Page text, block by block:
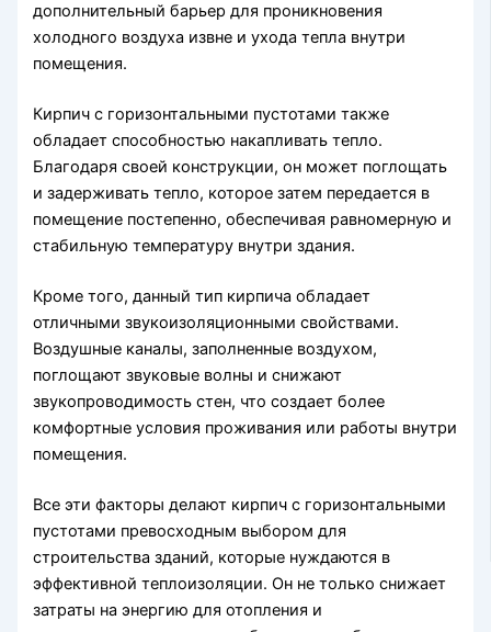
дополнительный барьер для проникновения
холодного воздуха извне и ухода тепла внутри
помещения.
Кирпич с горизонтальными пустотами также
обладает способностью накапливать тепло.
Благодаря своей конструкции, он может поглощать
и задерживать тепло, которое затем передается в
помещение постепенно, обеспечивая равномерную и
стабильную температуру внутри здания.
Кроме того, данный тип кирпича обладает
отличными звукоизоляционными свойствами.
Воздушные каналы, заполненные воздухом,
поглощают звуковые волны и снижают
звукопроводимость стен, что создает более
комфортные условия проживания или работы внутри
помещения.
Все эти факторы делают кирпич с горизонтальными
пустотами превосходным выбором для
строительства зданий, которые нуждаются в
эффективной теплоизоляции. Он не только снижает
затраты на энергию для отопления и